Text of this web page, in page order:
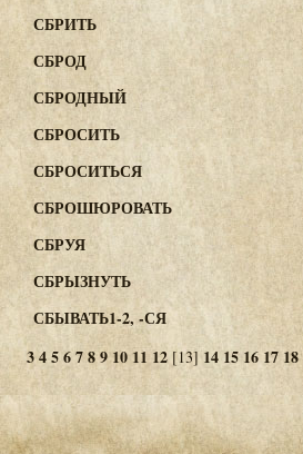
СБРИТЬ
СБРОД
СБРОДНЫЙ
СБРОСИТЬ
СБРОСИТЬСЯ
СБРОШЮРОВАТЬ
СБРУЯ
СБРЫЗНУТЬ
СБЫВАТЬ1-2, -СЯ
3456789 1011 12 [13] 14 15 16 17 18